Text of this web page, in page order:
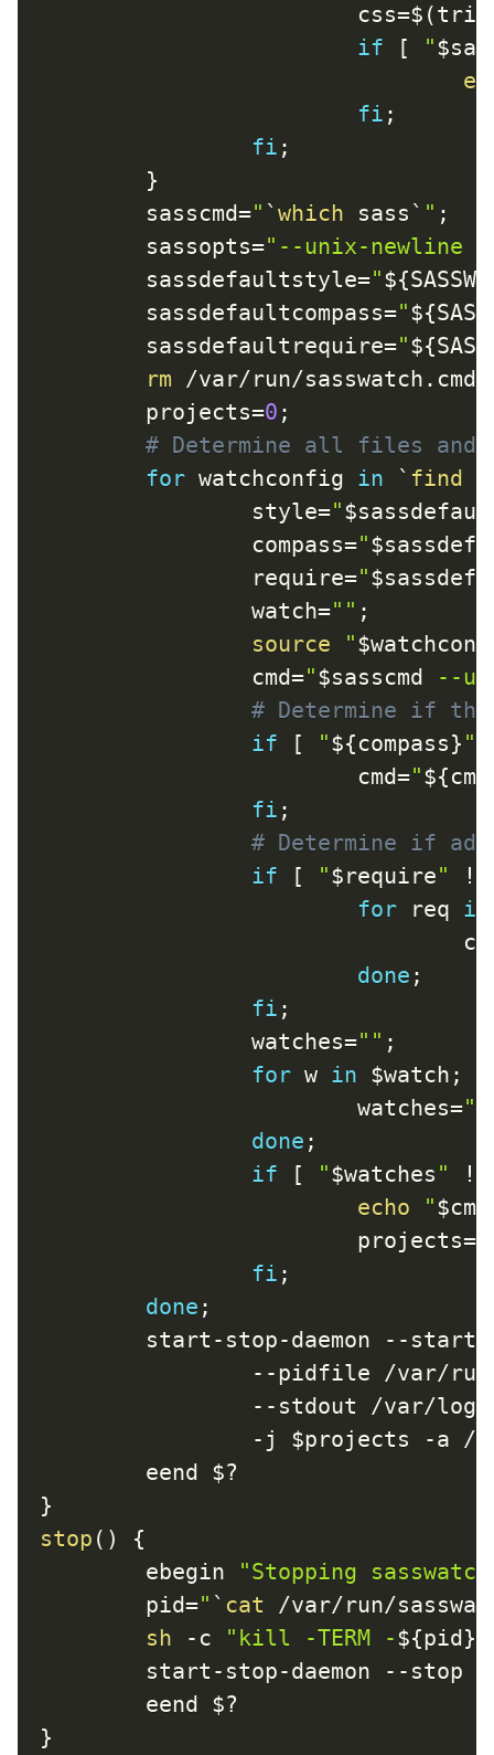
css=$(
if
[ "
fi ;
fi ;
}
sasscmd=" `which sass ` " ;
sassopts="--unix-newline
sassdefaultstyle="
sassdefaultcompass="
sassdefaultrequire="
rm /var/run/sasswatch.cmd
projects=0 ;
# Determine all files and
for watchconfig in ` find
style="
compass="
require="
watch="" ;
source
"
cmd="$sasscmd --
# Determine if the
if
[ "${compass} "
cmd="
fi ;
# Determine if
if
[ "$require"
!=
for
req in
done ;
fi ;
watches="" ;
for w in $watch ;
watches="
done ;
if
[ "$watches "
!=
echo
"$cmd
projects=
fi ;
done ;
start-stop-daemon --
--pidfile /var/
--stdout /var/
                -j
$projects -a /
        eend
$?
}
stop ( )
{
        ebegin
"Stopping
pid=" ` cat /var/run/
sh -c "kill -TERM -${pid}
start-stop-daemon --stop
        eend
$?
}